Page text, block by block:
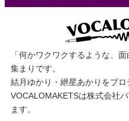
「何かワクワクするような、
集まりです。
結月ゆかり・紲星あかりをプロ
VOCALOMAKETSは株式会社
ます。